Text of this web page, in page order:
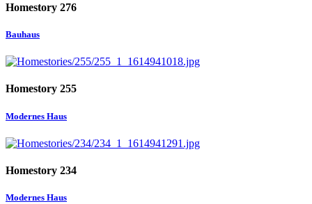
Homestory 276
Bauhaus
Homestory 255
Modernes Haus
Homestory 234
Modernes Haus